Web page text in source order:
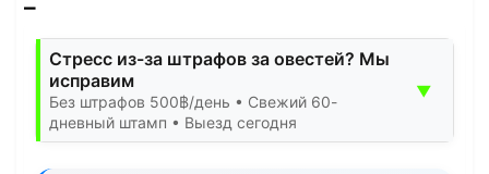
Стресс из-за штрафов за овестей? Мы
исправим
Без штрафов 500฿/день • Свежий 60-
дневный штамп • Выезд сегодня
▼